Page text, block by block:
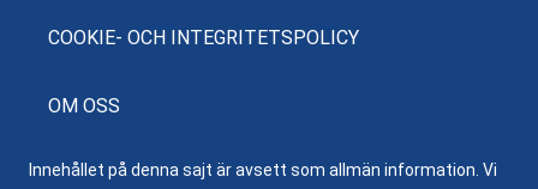
COOKIE- OCH INTEGRITETSPOLICY
OM OSS
Innehållet på denna sajt är avsett som allmän information. Vi